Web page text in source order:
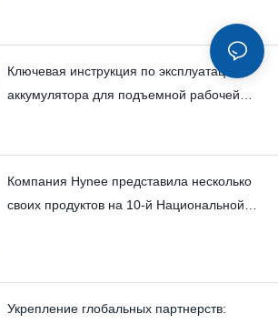
Ключевая инструкция по эксплуатации
аккумулятора для подъемной рабочей
Компания Hynee представила несколько
своих продуктов на 10-й Национальной
Укрепление глобальных партнерств: